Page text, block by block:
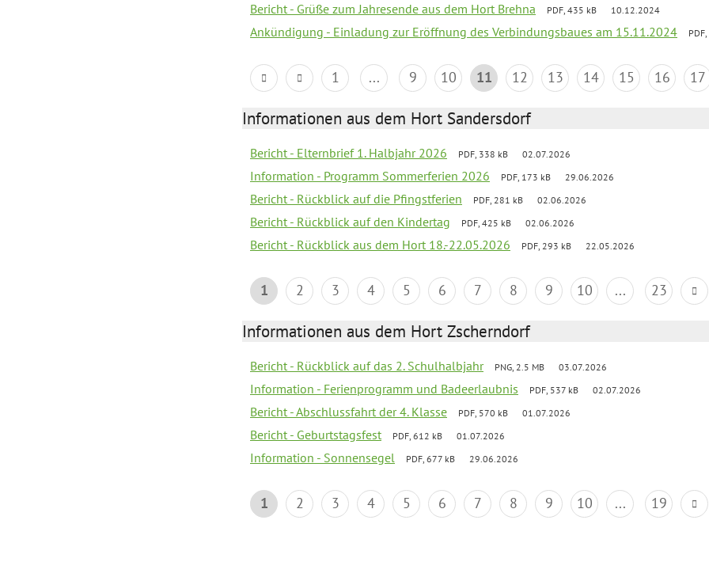
Bericht - Grüße zum Jahresende aus dem Hort Brehna PDF, 435 kB 10.12.2024
Ankündigung - Einladung zur Eröffnung des Verbindungsbaues am 15.11.2024
1 ... 9 10 11 12 13 14 15 16 17
Informationen aus dem Hort Sandersdorf
Bericht - Elternbrief 1. Halbjahr 2026 PDF, 338 kB 02.07.2026
Information - Programm Sommerferien 2026 PDF, 173 kB 29.06.2026
Bericht - Rückblick auf die Pfingstferien PDF, 281 kB 02.06.2026
Bericht - Rückblick auf den Kindertag PDF, 425 kB 02.06.2026
Bericht - Rückblick aus dem Hort 18.-22.05.2026 PDF, 293 kB 22.05.2026
1 2 3 4 5 6 7 8 9 10 ... 23
Informationen aus dem Hort Zscherndorf
Bericht - Rückblick auf das 2. Schulhalbjahr PNG, 2.5 MB 03.07.2026
Information - Ferienprogramm und Badeerlaubnis PDF, 537 kB 02.07.2026
Bericht - Abschlussfahrt der 4. Klasse PDF, 570 kB 01.07.2026
Bericht - Geburtstagsfest PDF, 612 kB 01.07.2026
Information - Sonnensegel PDF, 677 kB 29.06.2026
1 2 3 4 5 6 7 8 9 10 ... 19